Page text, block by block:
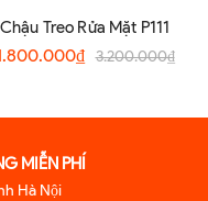
Chậu Treo Rửa Mặt P111
3.200.000₫
MIỄN PHÍ
Hà Nội